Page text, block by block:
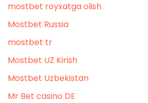
mostbet royxatga olish
Mostbet Russia
mostbet tr
Mostbet UZ Kirish
Mostbet Uzbekistan
Mr Bet casino DE